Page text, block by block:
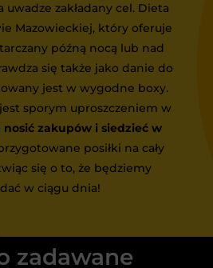
uwadze zakładany cel. Dieta
Mazowieckiej, który oferuje
późną nocą lub nad
się także jako danie do
jest w wygodne boxy.
sporym uproszczeniem w
nosić zakupów i siedzieć w
posiłki na cały
się o to, że będziemy
w ciągu dnia!
zadawane